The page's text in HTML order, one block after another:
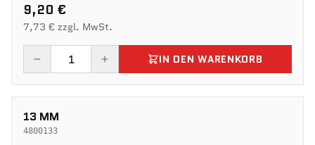
9,20 €
7,73 € zzgl. MwSt.
IN DEN WARENKORB
13 MM
4800133